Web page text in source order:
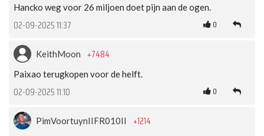
Hancko weg voor 26 miljoen doet pijn aan de ogen.
02-09-2025 11:37 0
KeithMoon +7484
Paixao terugkopen voor de helft.
02-09-2025 11:10 0
PimVoortuynIIFR010II +1214